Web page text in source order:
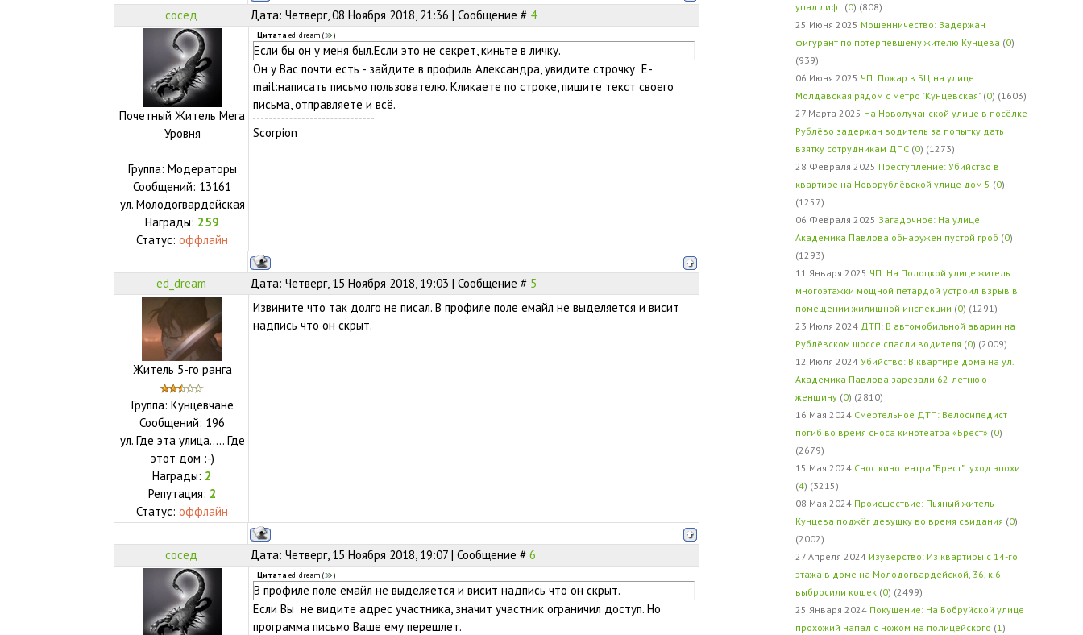
сосед Дата: Четверг, 08 Ноября 2018, 21:36 | Сообщение # 4
Почетный Житель Мега
Уровня
Группа: Модераторы
Сообщений: 13161
ул. Молодогвардейская
Награды: 259
Статус:оффлайн
Цитата ed_dream ( )
Если бы он у меня был.Если это не секрет, киньте в личку.
Он у Вас почти есть - зайдите в профиль Александра, увидите строчку E-
mail:написать письмо пользователю. Кликаете по строке, пишите текст своего
письма, отправляете и всё.
Scorpion
ed_dream Дата: Четверг, 15 Ноября 2018, 19:03 | Сообщение # 5
Житель 5-го ранга
Группа: Кунцевчане
Сообщений: 196
ул. Где эта улица..... Где
этот дом :-)
Награды: 2
Репутация: 2
Статус:оффлайн
Извините что так долго не писал. В профиле поле емайл не выделяется и висит
надпись что он скрыт.
сосед Дата: Четверг, 15 Ноября 2018, 19:07 | Сообщение # 6
Цитата ed_dream ( )
В профиле поле емайл не выделяется и висит надпись что он скрыт.
Если Вы не видите адрес участника, значит участник ограничил доступ. Но
программа письмо Ваше ему перешлет.
упал лифт (0) (808)
25 Июня 2025 Мошенничество: Задержан
фигурант по потерпевшему жителю Кунцева (0)
(939)
06 Июня 2025 ЧП: Пожар в БЦ на улице
Молдавская рядом с метро "Кунцевская" (0) (1603)
27 Марта 2025 На Новолучанской улице в посёлке
Рублёво задержан водитель за попытку дать
взятку сотрудникам ДПС (0) (1273)
28 Февраля 2025 Преступление: Убийство в
квартире на Новорублёвской улице дом 5 (0)
(1257)
06 Февраля 2025 Загадочное: На улице
Академика Павлова обнаружен пустой гроб (0)
(1293)
11 Января 2025 ЧП: На Полоцкой улице житель
многоэтажки мощной петардой устроил взрыв в
помещении жилищной инспекции (0) (1291)
23 Июля 2024 ДТП: В автомобильной аварии на
Рублёвском шоссе спасли водителя (0) (2009)
12 Июля 2024 Убийство: В квартире дома на ул.
Академика Павлова зарезали 62-летнюю
женщину (0) (2810)
16 Мая 2024 Смертельное ДТП: Велосипедист
погиб во время сноса кинотеатра «Брест» (0)
(2679)
15 Мая 2024 Снос кинотеатра "Брест": уход эпохи
(4) (3215)
08 Мая 2024 Происшествие: Пьяный житель
Кунцева поджёг девушку во время свидания (0)
(2002)
27 Апреля 2024 Изуверство: Из квартиры с 14-го
этажа в доме на Молодогвардейской, 36, к.6
выбросили кошек (0) (2499)
25 Января 2024 Покушение: На Бобруйской улице
прохожий напал с ножом на полицейского (1)